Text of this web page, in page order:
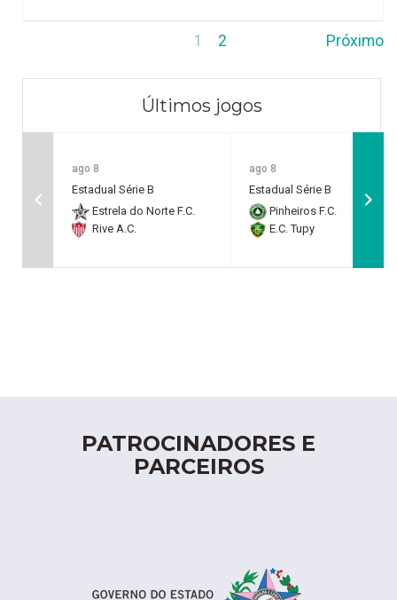
1 2 Próximo
Últimos jogos
ago 8
Estadual Série B
Estrela do Norte F.C.
Rive A.C.
ago 8
Estadual Série B
Pinheiros F.C.
E.C. Tupy
PATROCINADORES E
PARCEIROS